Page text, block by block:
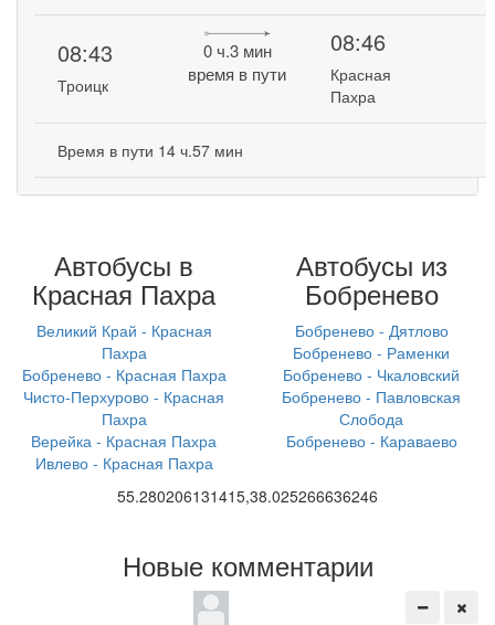
08:43
Троицк
0 ч.3 мин
время в пути
08:46
Красная
Пахра
Время в пути 14 ч.57 мин
Автобусы в
Красная Пахра
Великий Край - Красная
Пахра
Бобренево - Красная Пахра
Чисто-Перхурово - Красная
Пахра
Верейка - Красная Пахра
Ивлево - Красная Пахра
Автобусы из
Бобренево
Бобренево - Дятлово
Бобренево - Раменки
Бобренево - Чкаловский
Бобренево - Павловская
Слобода
Бобренево - Караваево
55.280206131415,38.025266636246
Новые комментарии